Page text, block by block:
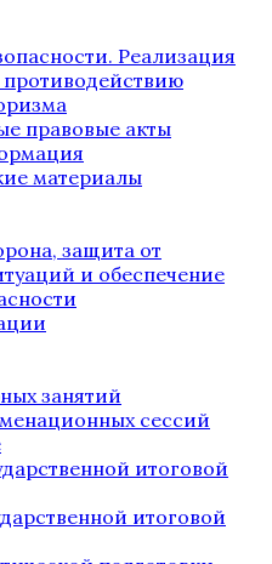
Реализация
правовые акты
материалы
защита от
и обеспечение
занятий
сессий
итоговой
итоговой